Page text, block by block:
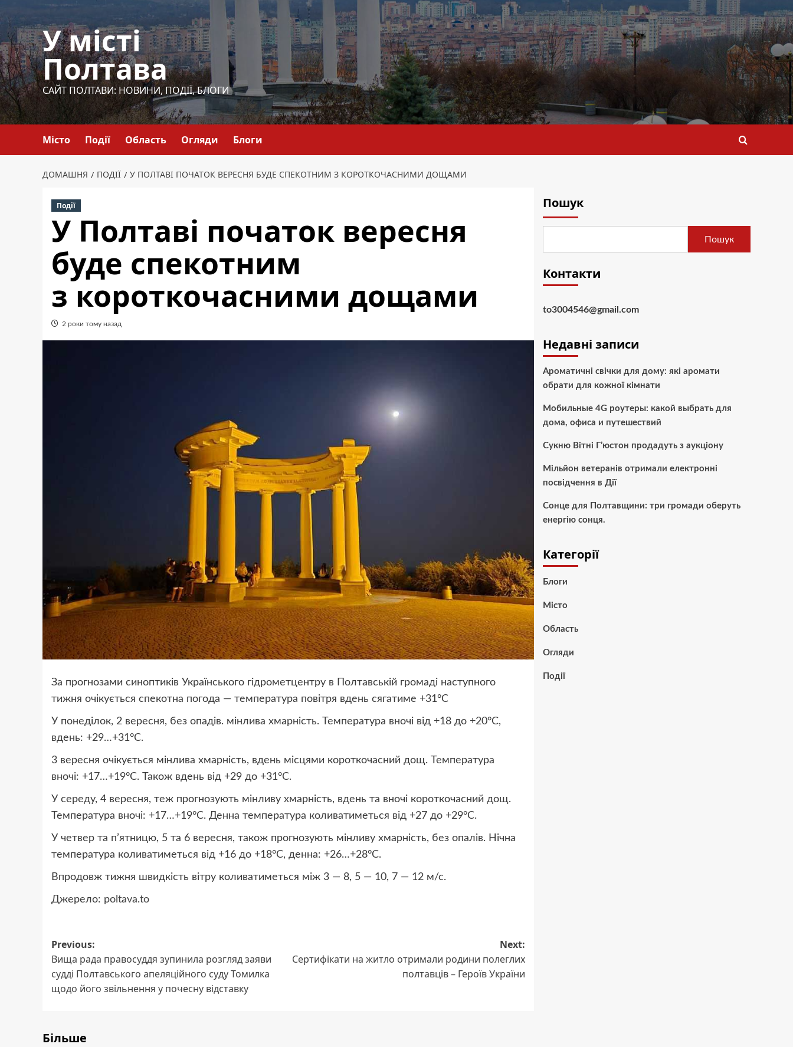
до
вмісту
У місті
Полтава
САЙТ ПОЛТАВИ: НОВИНИ, ПОДІЇ, БЛОГИ
Місто Події Область Огляди Блоги
ДОМАШНЯ ПОДІЇ У ПОЛТАВІ ПОЧАТОК ВЕРЕСНЯ БУДЕ СПЕКОТНИМ З КОРОТКОЧАСНИМИ ДОЩАМИ
Події
У Полтаві початок вересня
буде спекотним
з короткочасними дощами
2 роки тому назад
За прогнозами синоптиків Українського гідрометцентру в Полтавській громаді наступного
тижня очікується спекотна погода — температура повітря вдень сягатиме +31°C
У понеділок, 2 вересня, без опадів. мінлива хмарність. Температура вночі від +18 до +20°C,
вдень: +29…+31°C.
3 вересня очікується мінлива хмарність, вдень місцями короткочасний дощ. Температура
вночі: +17…+19°C. Також вдень від +29 до +31°C.
У середу, 4 вересня, теж прогнозують мінливу хмарність, вдень та вночі короткочасний дощ.
Температура вночі: +17…+19°C. Денна температура коливатиметься від +27 до +29°C.
У четвер та п’ятницю, 5 та 6 вересня, також прогнозують мінливу хмарність, без опалів. Нічна
температура коливатиметься від +16 до +18°C, денна: +26…+28°C.
Впродовж тижня швидкість вітру коливатиметься між 3 — 8, 5 — 10, 7 — 12 м/с.
Джерело: poltava.to
Post
navigation
Previous:
Вища рада правосуддя зупинила розгляд заяви
судді Полтавського апеляційного суду Томилка
щодо його звільнення у почесну відставку
Next:
Сертифікати на житло отримали родини полеглих
полтавців – Героїв України
Більше
Пошук
Пошук
Контакти
to3004546@gmail.com
Недавні записи
Ароматичні свічки для дому: які аромати
обрати для кожної кімнати
Мобильные 4G роутеры: какой выбрать для
дома, офиса и путешествий
Сукню Вітні Г’юстон продадуть з аукціону
Мільйон ветеранів отримали електронні
посвідчення в Дії
Сонце для Полтавщини: три громади оберуть
енергію сонця.
Категорії
Блоги
Місто
Область
Огляди
Події